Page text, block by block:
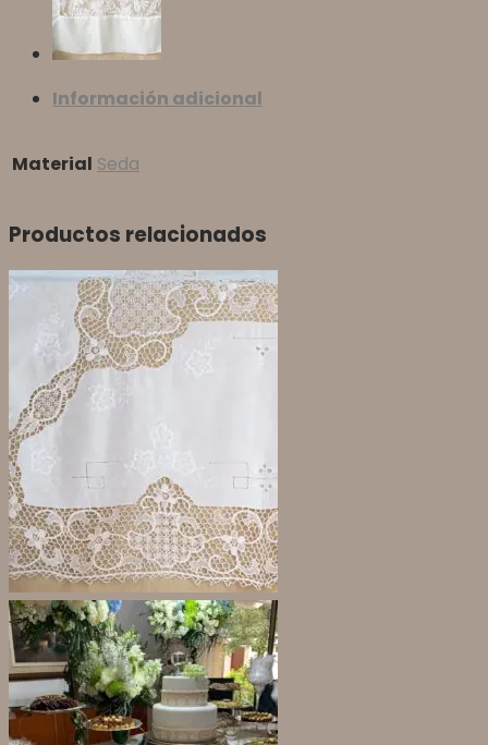
Información adicional
Material Seda
Productos relacionados